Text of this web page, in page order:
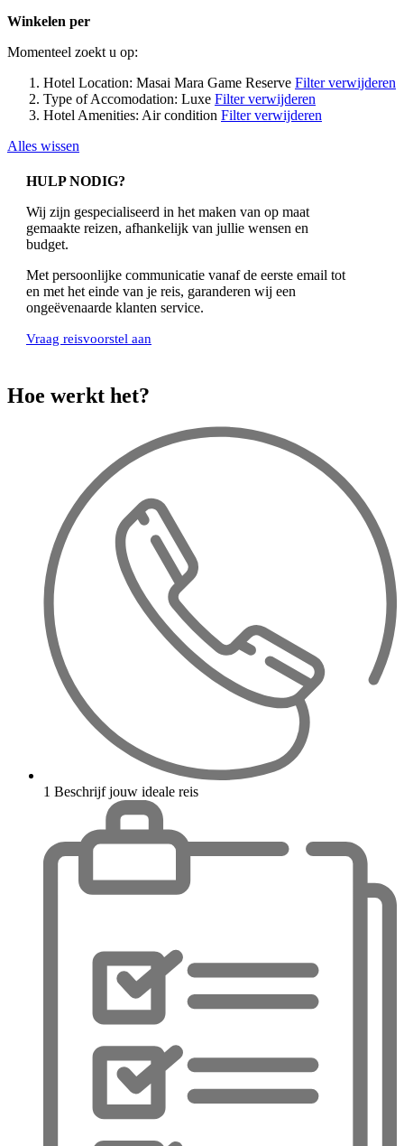
Winkelen per
Momenteel zoekt u op:
Hotel Location: Masai Mara Game Reserve Filter verwijderen
Type of Accomodation: Luxe Filter verwijderen
Hotel Amenities: Air condition Filter verwijderen
Alles wissen
HULP NODIG?
Wij zijn gespecialiseerd in het maken van op maat
gemaakte reizen, afhankelijk van jullie wensen en
budget.
Met persoonlijke communicatie vanaf de eerste email tot
en met het einde van je reis, garanderen wij een
ongeëvenaarde klanten service.
Vraag reisvoorstel aan
Hoe werkt het?
1 Beschrijf jouw ideale reis